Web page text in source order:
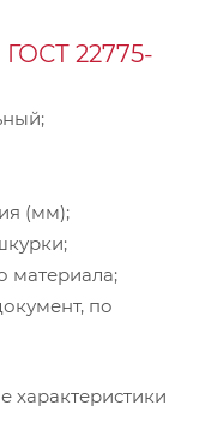
ГОСТ 22775-
(мм);
материала;
по
характеристики